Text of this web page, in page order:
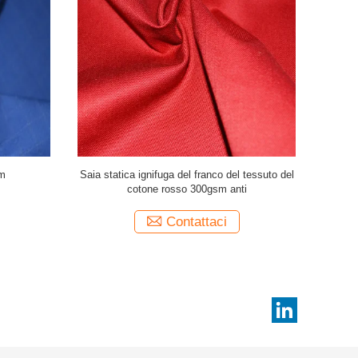
per
Anti tessuto statico del raso del cotone del
franco 350gsm del metà di peso rosso
Contattaci